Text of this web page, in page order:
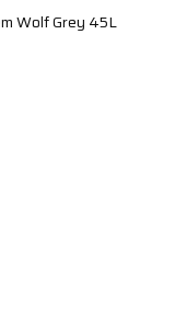
Wolf Grey 45L